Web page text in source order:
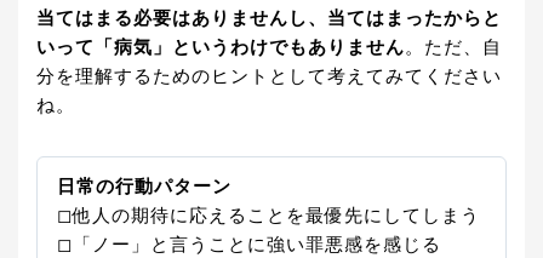
当てはまる必要はありませんし、当てはまったからと
いって「病気」というわけでもありません。ただ、自
分を理解するためのヒントとして考えてみてください
ね。
日常の行動パターン
◻︎他人の期待に応えることを最優先にしてしまう
◻︎「ノー」と言うことに強い罪悪感を感じる